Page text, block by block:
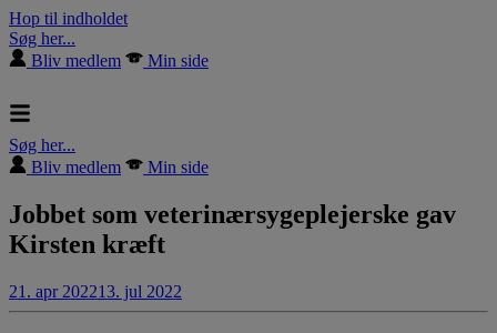
Hop til indholdet
Søg her...
Bliv medlem
Min side
Søg her...
Bliv medlem
Min side
Jobbet som veterinærsygeplejerske gav
Kirsten kræft
21. apr 202213. jul 2022